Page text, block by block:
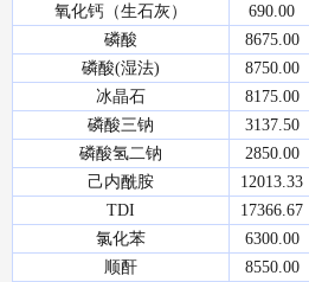
氧化钙（生石灰）
690.00
磷酸
8675.00
磷酸(湿法)
8750.00
冰晶石
8175.00
磷酸三钠
3137.50
磷酸氢二钠
2850.00
己内酰胺
12013.33
TDI
17366.67
氯化苯
6300.00
顺酐
8550.00